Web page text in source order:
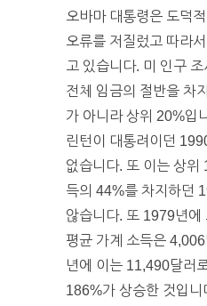
오바마 대통령은 도덕
오류를 저질렀고 따라
고 있습니다. 미 인구
전체 임금의 절반을 차
가 아니라 상위 20%입
린턴이 대통려이던
없습니다. 또 이는 상위
득의 44%를 차지하던
않습니다. 또 1979년에
평균 가계 소득은
년에 이는 11,490달러
186%가 상승한 것입니